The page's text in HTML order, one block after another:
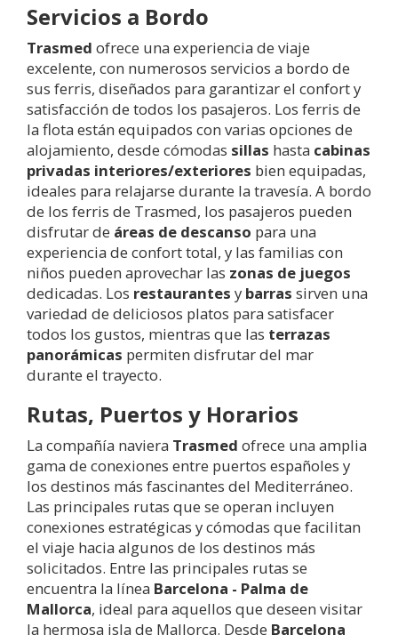
Servicios a Bordo
Trasmed ofrece una experiencia de viaje
excelente, con numerosos servicios a bordo de
sus ferris, diseñados para garantizar el confort y
satisfacción de todos los pasajeros. Los ferris de
la flota están equipados con varias opciones de
alojamiento, desde cómodas sillas hasta cabinas
privadas interiores/exteriores bien equipadas,
ideales para relajarse durante la travesía. A bordo
de los ferris de Trasmed, los pasajeros pueden
disfrutar de áreas de descanso para una
experiencia de confort total, y las familias con
niños pueden aprovechar las zonas de juegos
dedicadas. Los restaurantes y barras sirven una
variedad de deliciosos platos para satisfacer
todos los gustos, mientras que las terrazas
panorámicas permiten disfrutar del mar
durante el trayecto.
Rutas, Puertos y Horarios
La compañía naviera Trasmed ofrece una amplia
gama de conexiones entre puertos españoles y
los destinos más fascinantes del Mediterráneo.
Las principales rutas que se operan incluyen
conexiones estratégicas y cómodas que facilitan
el viaje hacia algunos de los destinos más
solicitados. Entre las principales rutas se
encuentra la línea Barcelona - Palma de
Mallorca, ideal para aquellos que deseen visitar
la hermosa isla de Mallorca. Desde Barcelona